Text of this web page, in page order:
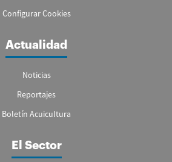
Configurar Cookies
Actualidad
Noticias
Reportajes
Boletín Acuicultura
El Sector